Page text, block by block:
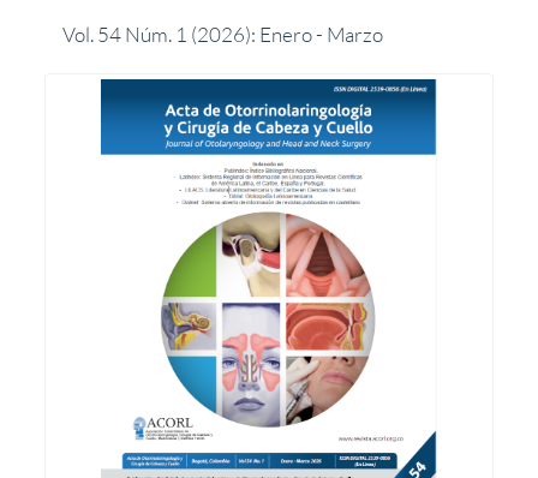
Vol. 54 Núm. 1 (2026): Enero - Marzo